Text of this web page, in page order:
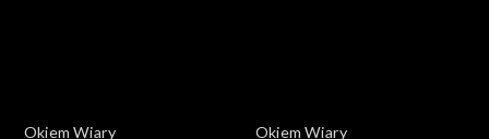
Okiem Wiary
Okiem Wiary